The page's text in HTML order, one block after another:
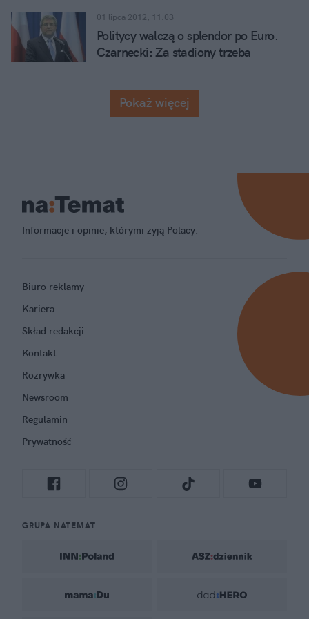
01 lipca 2012, 11:03
Politycy walczą o splendor po Euro.
Czarnecki: Za stadiony trzeba
Pokaż więcej
Informacje i opinie, którymi żyją Polacy.
Biuro reklamy
Kariera
Skład redakcji
Kontakt
Rozrywka
Newsroom
Regulamin
Prywatność
GRUPA NATEMAT